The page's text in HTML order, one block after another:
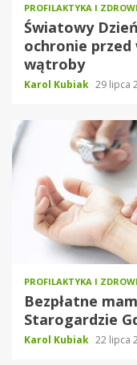
PROFILAKTYKA I
Światowy
ochronie przed
wątroby
Karol Kubiak 29 lipca
PROFILAKTYKA I
Bezpłatne
Starogardzie
Karol Kubiak 22 lipca